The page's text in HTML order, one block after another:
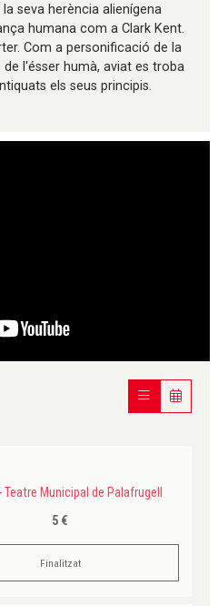
seva herència alienígena
humana com a Clark Kent.
Com a personificació de la
l'ésser humà, aviat es troba
els seus principis.
Municipal de Palafrugell
5 €
Finalitzat